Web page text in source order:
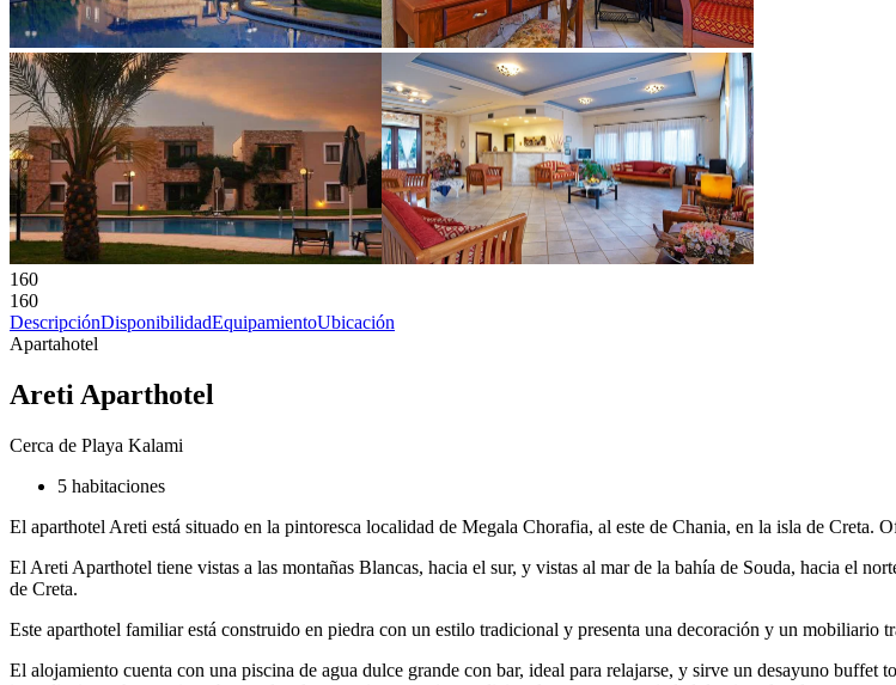
160
160
DescripciónDisponibilidadEquipamientoUbicación
Apartahotel
Areti Aparthotel
Cerca de Playa Kalami
5 habitaciones
El aparthotel Areti está situado en la pintoresca localidad de Megala Chorafia, al este de Chania, en la isla de Creta.
El Areti Aparthotel tiene vistas a las montañas Blancas, hacia el sur, y vistas al mar de la bahía de Souda, hacia el
de Creta.
Este aparthotel familiar está construido en piedra con un estilo tradicional y presenta una decoración y un mobiliario
El alojamiento cuenta con una piscina de agua dulce grande con bar, ideal para relajarse, y sirve un desayuno